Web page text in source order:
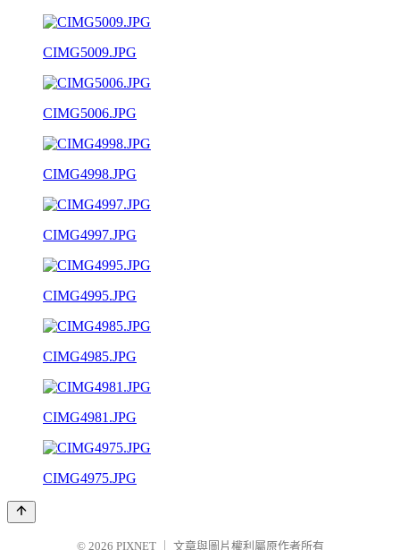
CIMG5009.JPG
CIMG5006.JPG
CIMG4998.JPG
CIMG4997.JPG
CIMG4995.JPG
CIMG4985.JPG
CIMG4981.JPG
CIMG4975.JPG
© 2026 PIXNET 文章與圖片權利屬原作者所有